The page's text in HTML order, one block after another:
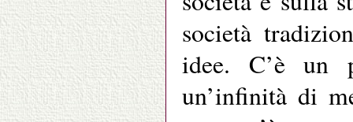
società
idee. C’è un
un’infinità di